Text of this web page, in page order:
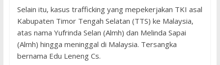
Selain itu, kasus trafficking yang mepekerjakan TKI asal
Kabupaten Timor Tengah Selatan (TTS) ke Malaysia,
atas nama Yufrinda Selan (Almh) dan Melinda Sapai
(Almh) hingga meninggal di Malaysia. Tersangka
bernama Edu Leneng Cs.